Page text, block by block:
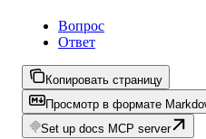
Вопрос
Ответ
Копировать страницу
Просмотр в формате
Set up docs MCP server